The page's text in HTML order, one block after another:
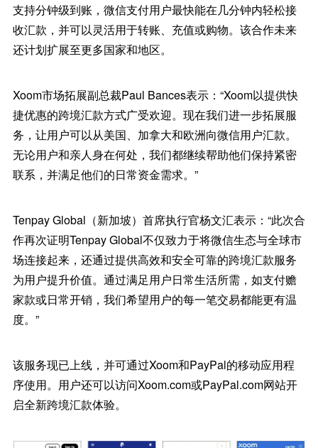
支持分钟级到账，微信支付用户最快能在几分钟内轻松接
收汇款，并可以灵活用于转账、充值或购物。该合作未来
还计划扩展至更多国家和地区。
Xoom市场拓展副总裁Paul Bances表示：“Xoom以提供快
捷优惠的跨境汇款方式广受欢迎。现在我们进一步拓展服
务，让用户可以从美国、加拿大和欧洲向微信用户汇款。
无论用户和亲人身在何处，我们都继续帮助他们保持紧密
联系，并满足他们的日常资金需求。”
Tenpay Global（新加坡）首席执行官杨文汇表示：“此次合
作再次证明Tenpay Global不仅致力于将微信生态与全球市
场连接起来，还通过提供高效和安全可靠的跨境汇款服务
为用户提升价值。通过满足用户日常生活所需，如支付赡
家款或日常开销，我们希望用户的每一笔交易都能更有温
度。”
该服务现已上线，并可通过Xoom和PayPal的移动应用程
序使用。用户还可以访问Xoom.com或PayPal.com网站开
启全新跨境汇款体验。